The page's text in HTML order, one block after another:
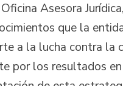
Asesora
que la
a la lucha contra la
por los resultados